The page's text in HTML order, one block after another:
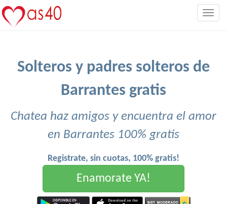
Solteros y padres solteros de
Barrantes gratis
Chatea haz amigos y encuentra el amor
en Barrantes 100% gratis
Registrate, sin cuotas, 100% gratis!
Enamorate YA!